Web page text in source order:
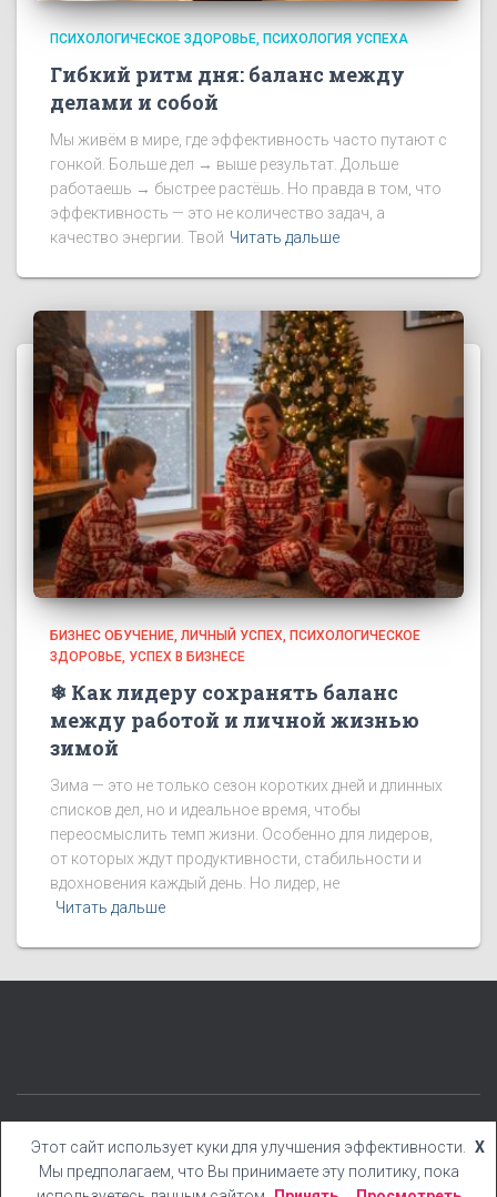
ПСИХОЛОГИЧЕСКОЕ ЗДОРОВЬЕ ПСИХОЛОГИЯ УСПЕХА
Гибкий ритм дня: баланс между
делами и собой
Мы живём в мире, где эффективность часто путают с
гонкой. Больше дел → выше результат. Дольше
работаешь → быстрее растёшь. Но правда в том, что
эффективность — это не количество задач, а
качество энергии. Твой Читать дальше
БИЗНЕС ОБУЧЕНИЕ ЛИЧНЫЙ УСПЕХ
ПСИХОЛОГИЧЕСКОЕ
ЗДОРОВЬЕ УСПЕХ В БИЗНЕСЕ
❄ Как лидеру сохранять баланс
между работой и личной жизнью
зимой
Зима — это не только сезон коротких дней и длинных
списков дел, но и идеальное время, чтобы
переосмыслить темп жизни. Особенно для лидеров,
от которых ждут продуктивности, стабильности и
вдохновения каждый день. Но лидер, не
Читать дальше
КАТЕГОРИИ БЛОГ БОНУСЫ КНИГИ YOUTUBE
Этот сайт использует куки для улучшения эффективности.
Мы предполагаем, что Вы принимаете эту политику, пока
X